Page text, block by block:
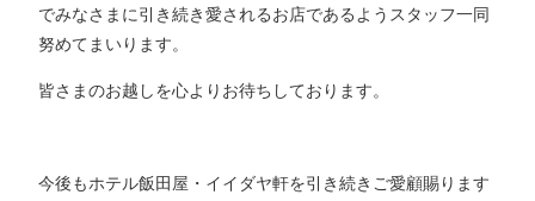
でみなさまに引き続き愛されるお店であるようスタッフ一同
努めてまいります。
皆さまのお越しを心よりお待ちしております。
今後もホテル飯田屋・イイダヤ軒を引き続きご愛顧賜ります